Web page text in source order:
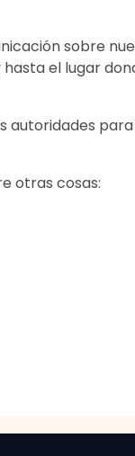
sobre
el lugar
autoridades
otras cosas: